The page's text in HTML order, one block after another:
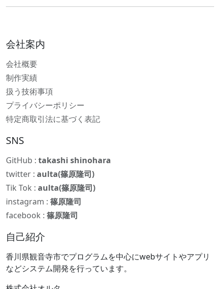
会社案内
会社概要
制作実績
扱う技術事項
プライバシーポリシー
特定商取引法に基づく表記
SNS
GitHub : takashi shinohara
twitter : aulta(篠原隆司)
Tik Tok : aulta(篠原隆司)
instagram : 篠原隆司
facebook : 篠原隆司
自己紹介
香川県観音寺市でプログラムを中心にwebサイトやアプリ
などシステム開発を行っています。